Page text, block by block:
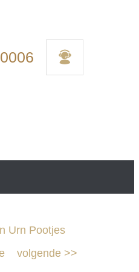
Urn Pootjes
volgende >>